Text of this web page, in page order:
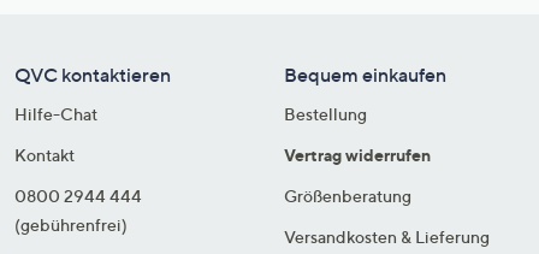
QVC kontaktieren
Hilfe-Chat
Kontakt
0800 2944 444
(gebührenfrei)
Bequem einkaufen
Bestellung
Vertrag widerrufen
Größenberatung
Versandkosten & Lieferung